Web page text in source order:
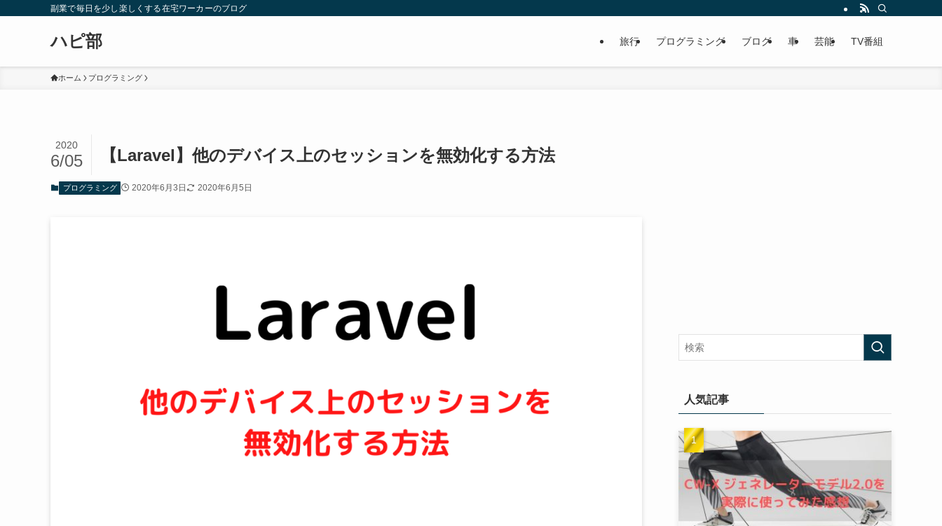
副業で毎日を少し楽しくする在宅ワーカーのブログ
ハピ部 旅行 プログラミング ブログ 車 芸能 TV番組
ホーム プログラミング
【Laravel】他のデバイス上のセッションを無効化する方法
2020
6/05
プログラミング 2020年6月3日 2020年6月5日
人気記事